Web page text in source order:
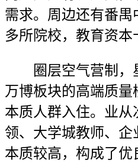
需求。周边还有番
多所院校，教育资本
圈层空气营制，
万博板块的高端质
本质人群入住。业从
领、大学城教师、
本质较高，构成了优